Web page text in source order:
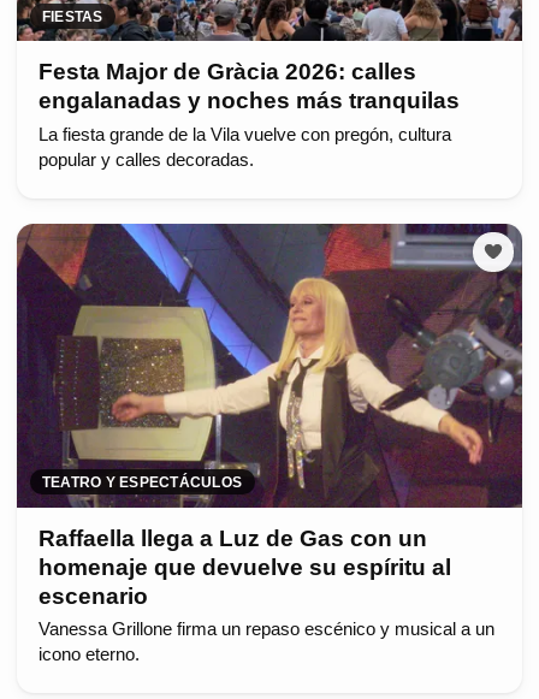
FIESTAS
Festa Major de Gràcia 2026: calles
engalanadas y noches más tranquilas
La fiesta grande de la Vila vuelve con pregón, cultura
popular y calles decoradas.
TEATRO Y ESPECTÁCULOS
Raffaella llega a Luz de Gas con un
homenaje que devuelve su espíritu al
escenario
Vanessa Grillone firma un repaso escénico y musical a un
icono eterno.